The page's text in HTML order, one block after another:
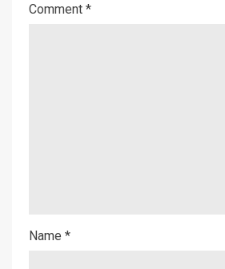
Comment *
Name *